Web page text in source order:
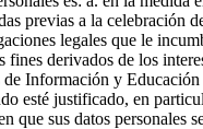
previas a la celebración
legales que le
fines derivados de los
Información y
esté justificado, en
que sus datos